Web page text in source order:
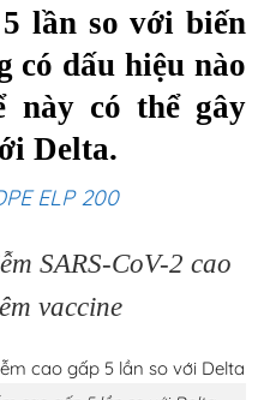
lần so với biến
có dấu hiệu nào
này có thể gây
Delta.
ELP 200
SARS-CoV-2 cao
vaccine